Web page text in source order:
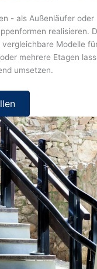
- als Außenläufer
realisieren.
Modelle
mehrere Etagen
umsetzen.